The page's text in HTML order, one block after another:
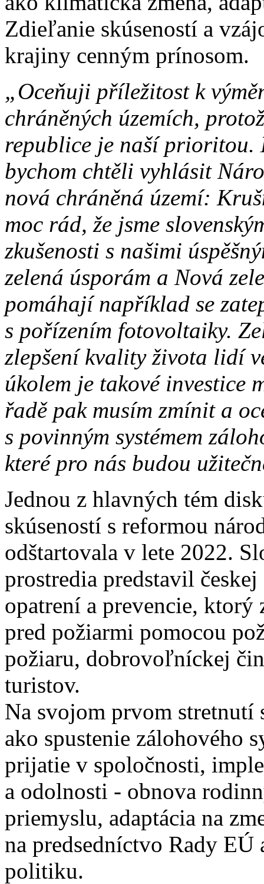
Zdieľanie skúseností a
krajiny cenným prínosom.
„Oceňuji příležitost k
chráněných územích,
republice je naší prioritou.
bychom chtěli vyhlásit
nová chráněná území:
moc rád, že jsme
zkušenosti s našimi
zelená úsporám a Nová
pomáhají například se
s pořízením fotovoltaiky.
zlepšení kvality života lidí
úkolem je takové investice
řadě pak musím zmínit a
s povinným systémem
které pro nás budou
Jednou z hlavných tém
skúseností s reformou
odštartovala v lete 2022.
prostredia predstavil
opatrení a prevencie, ktorý
pred požiarmi pomocou
požiaru, dobrovoľníckej
turistov.
Na svojom prvom stretnutí
ako spustenie zálohového
prijatie v spoločnosti,
a odolnosti - obnova
priemyslu, adaptácia na
na predsedníctvo Rady
politiku.